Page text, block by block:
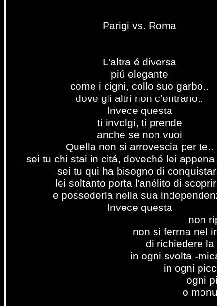
Parigi vs. Roma
L'altra é diversa
piú elegante
come i cigni, collo suo garbo..
dove gli altri non c'entrano..
Invece questa
ti involgi, ti prende
anche se non vuoi
Quella non si arrovescia per te..
sei tu chi stai in citá, doveché lei
sei tu qui ha bisogno di
lei soltanto porta l'anélito di
e possederla nella sua
Invece questa
non
non si ferrna nel
di richiedere
in ogni svolta -
in ogni
ogni
o